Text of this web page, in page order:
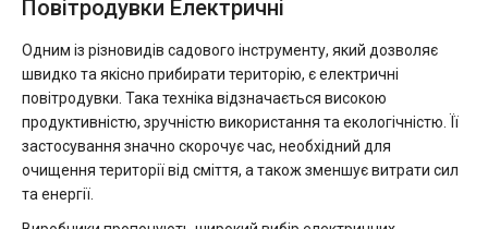
Повітродувки Електричні
Одним із різновидів садового інструменту, який дозволяє
швидко та якісно прибирати територію, є електричні
повітродувки. Така техніка відзначається високою
продуктивністю, зручністю використання та екологічністю. Її
застосування значно скорочує час, необхідний для
очищення території від сміття, а також зменшує витрати сил
та енергії.